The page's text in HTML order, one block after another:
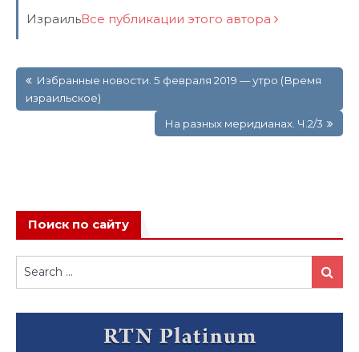
ИзраильВсе публикации этого автора
по
записям
Избранные новости. 5 февраля 2019 — утро (Время
израильское)
На разных меридианах. Ч.2/3
Поиск по сайту
Search
for:
Search